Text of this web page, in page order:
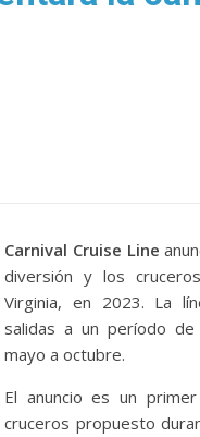
Carnival Cruise Line
diversión y los
Virginia, en 2023. La
salidas a un período
mayo a octubre.
El anuncio es un
cruceros propuesto